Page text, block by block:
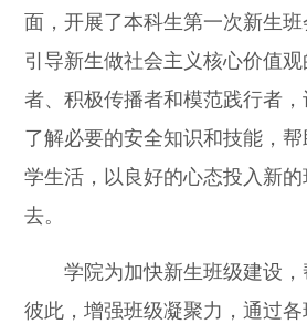
面，开展了本科生第一次新生
引导新生做社会主义核心价值
者、积极传播者和模范践行者
了解必要的安全知识和技能，
学生活，以良好的心态投入新
去。
学院为加快新生班级建设，
彼此，增强班级凝聚力，通过